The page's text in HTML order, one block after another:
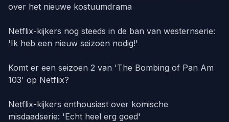
over het nieuwe kostuumdrama
Netflix-kijkers nog steeds in de ban van westernserie:
'Ik heb een nieuw seizoen nodig!'
Komt er een seizoen 2 van 'The Bombing of Pan Am
103' op Netflix?
Netflix-kijkers enthousiast over komische
misdaadserie: 'Echt heel erg goed'